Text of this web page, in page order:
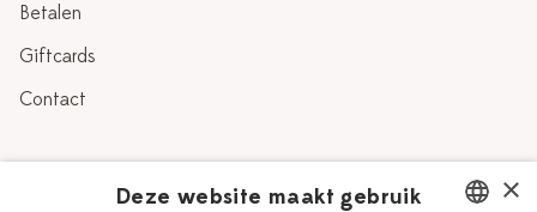
Betalen
Giftcards
Contact
×
Deze website maakt gebruik